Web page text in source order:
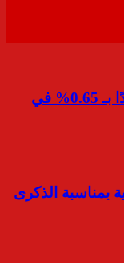
المؤشر الرئيسي للبورصة يتراجع وحيدًا بـ 0.65% في
بمناسبة الذكرى